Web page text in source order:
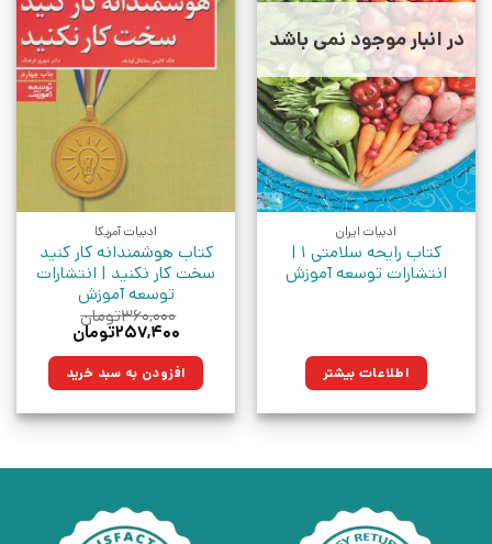
در انبار موجود نمی باشد
ادبیات ایران
کتاب رایحه سلامتی 1 |
انتشارات توسعه آموزش
اطلاعات بیشتر
ادبیات آمریکا
کتاب هوشمندانه کار کنید
سخت کار نکنید | انتشارات
توسعه آموزش
۳۶۰,۰۰۰تومان
قیمت
۳۶۰,۰۰۰تومان
بود.
۲۵۷,۴۰۰تومان
۲۵۷,۴۰۰تومان.افزودن به سبد خرید